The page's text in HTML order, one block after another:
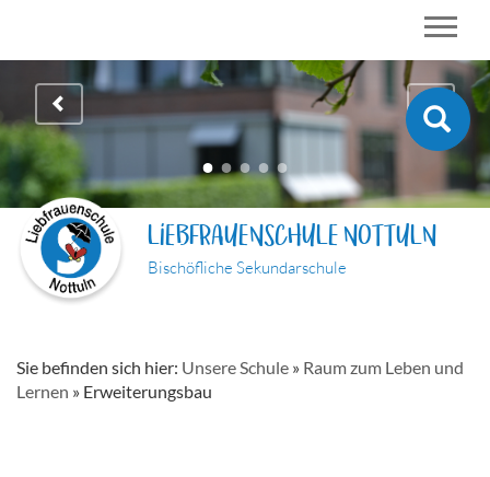
LIEBFRAUENSCHULE NOTTULN
Bischöfliche Sekundarschule
Sie befinden sich hier: Unsere Schule » Raum zum Leben und
Lernen » Erweiterungsbau